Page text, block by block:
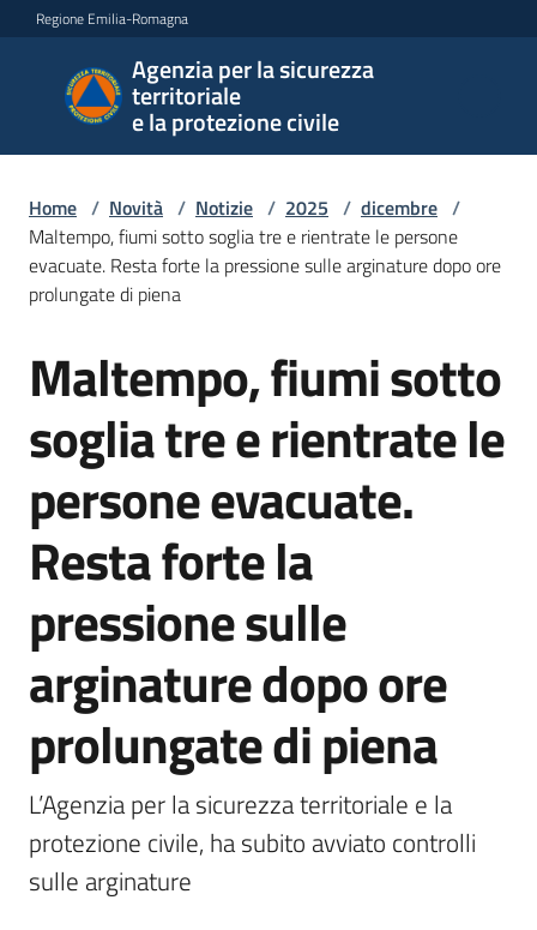
Vai al contenuto
Vai alla navigazione
Vai al footer
Regione Emilia-Romagna
Agenzia per la sicurezza
territoriale
e la protezione civile
Agenzia
per la
sicurezza
e la
protezione
civile
Argomenti
Novità
Servizi
Leggi
Atti
Bandi
Piani
Programmi
Progetti
Home / Novità / Notizie / 2025 / dicembre /
Maltempo, fiumi sotto soglia tre e rientrate le persone
evacuate. Resta forte la pressione sulle arginature dopo ore
prolungate di piena
Salta al contenuto
Maltempo, fiumi sotto
soglia tre e rientrate le
persone evacuate.
Resta forte la
pressione sulle
arginature dopo ore
prolungate di piena
L’Agenzia per la sicurezza territoriale e la
protezione civile, ha subito avviato controlli
sulle arginature